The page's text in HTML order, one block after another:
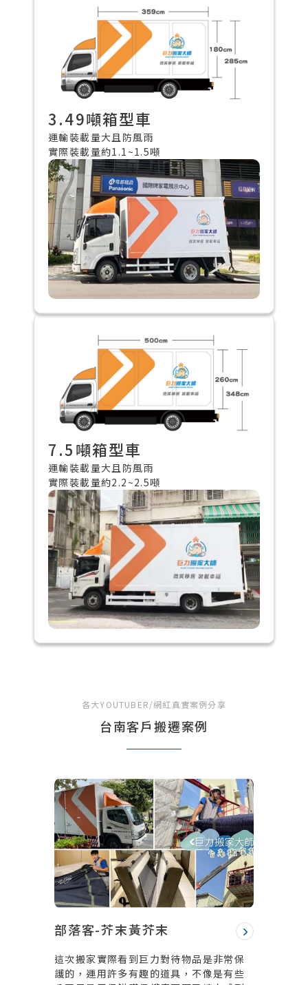
3.49噸箱型車
運輸裝載量大且防風雨
實際裝載量約1.1~1.5噸
7.5噸箱型車
運輸裝載量大且防風雨
實際裝載量約2.2~2.5噸
各大YOUTUBER/網紅真實案例分享
台南客戶搬遷案例
部落客-芥末黃芥末
這次搬家實際看到巨力對待物品是非常保
護的，運用許多有趣的道具，不像是有些